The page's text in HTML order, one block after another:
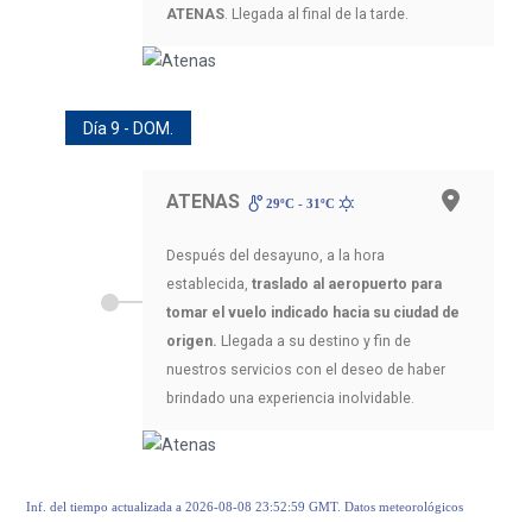
ATENAS. Llegada al final de la tarde.
Día 9 - DOM.
ATENAS 29ºC - 31ºC
Después del desayuno, a la hora
establecida, traslado al aeropuerto para
tomar el vuelo indicado hacia su ciudad de
origen. Llegada a su destino y fin de
nuestros servicios con el deseo de haber
brindado una experiencia inolvidable.
Inf. del tiempo actualizada a 2026-08-08 23:52:59 GMT. Datos meteorológicos